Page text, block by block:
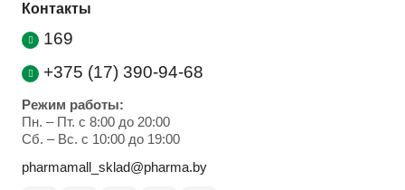
Контакты
169
+375 (17) 390-94-68
Режим работы:
Пн. – Пт. с 8:00 до 20:00
Cб. – Вс. с 10:00 до 19:00
pharmamall_sklad@pharma.by